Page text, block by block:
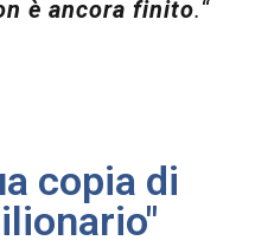
è ancora finito.“
copia di